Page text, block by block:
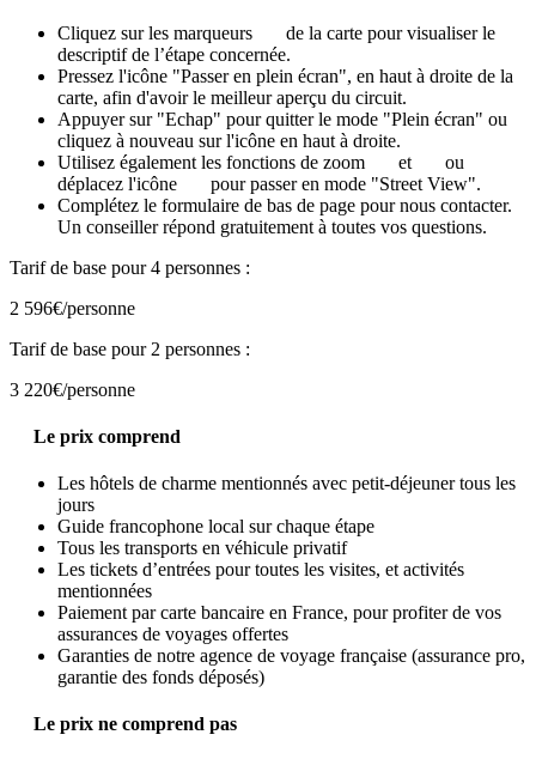
Cliquez sur les marqueurs
de la carte pour visualiser le
descriptif de l’étape concernée.
Pressez l'icône "Passer en plein écran", en haut à droite de la
carte, afin d'avoir le meilleur aperçu du circuit.
Appuyer sur "Echap" pour quitter le mode "Plein écran" ou
cliquez à nouveau sur l'icône en haut à droite.
Utilisez également les fonctions de zoom
et
ou
déplacez l'icône
pour passer en mode "Street View".
Complétez le formulaire de bas de page pour nous contacter.
Un conseiller répond gratuitement à toutes vos questions.
Tarif de base pour 4 personnes :
2 596€/personne
Tarif de base pour 2 personnes :
3 220€/personne
Le prix comprend
Les hôtels de charme mentionnés avec petit-déjeuner tous les
jours
Guide francophone local sur chaque étape
Tous les transports en véhicule privatif
Les tickets d’entrées pour toutes les visites, et activités
mentionnées
Paiement par carte bancaire en France, pour profiter de vos
assurances de voyages offertes
Garanties de notre agence de voyage française (assurance pro,
garantie des fonds déposés)
Le prix ne comprend pas